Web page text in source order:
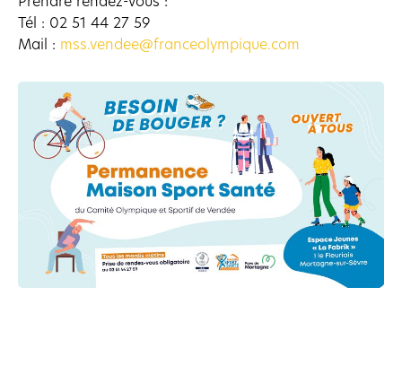
Tél : 02 51 44 27 59
Mail : mss.vendee@franceolympique.com